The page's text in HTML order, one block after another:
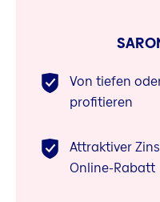
Von tiefen
profitieren
Attraktiver
Online-Rabatt